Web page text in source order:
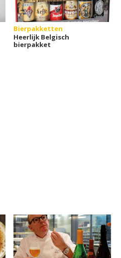
Bierpakketten
Heerlijk Belgisch
bierpakket